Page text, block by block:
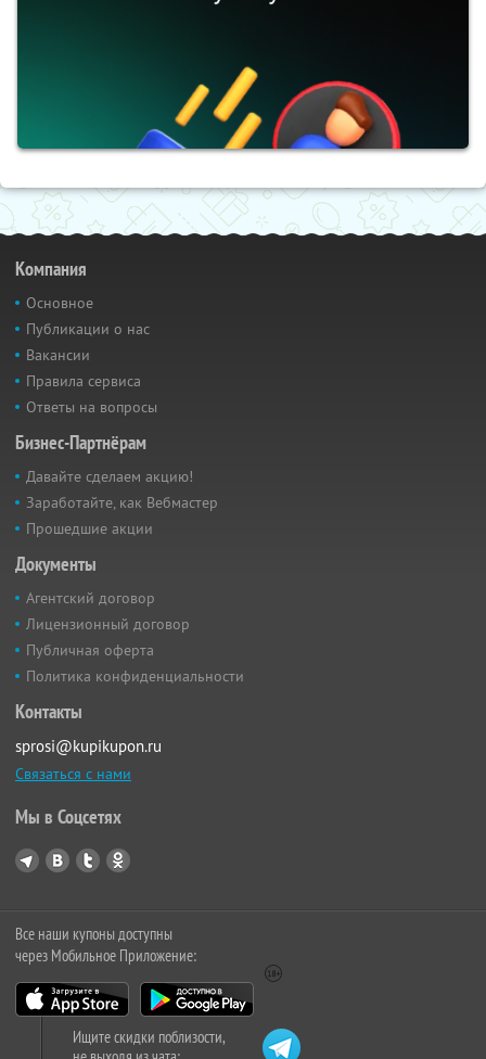
Компания
Основное
Публикации о нас
Вакансии
Правила сервиса
Ответы на вопросы
Бизнес-Партнёрам
Давайте сделаем акцию!
Заработайте, как Вебмастер
Прошедшие акции
Документы
Агентский договор
Лицензионный договор
Публичная оферта
Политика конфиденциальности
Контакты
sprosi@kupikupon.ru
Связаться с нами
Мы в Соцсетях
Все наши купоны доступны
через Мобильное Приложение:
Ищите скидки поблизости,